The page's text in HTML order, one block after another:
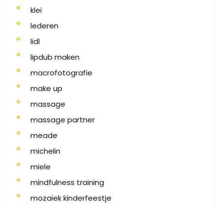
klei
lederen
lidl
lipdub maken
macrofotografie
make up
massage
massage partner
meade
michelin
miele
mindfulness training
mozaiek kinderfeestje